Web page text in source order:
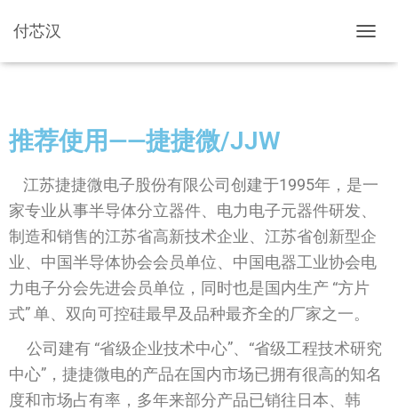
付芯汉
推荐使用——捷捷微/JJW
江苏捷捷微电子股份有限公司创建于1995年，是一
家专业从事半导体分立器件、电力电子元器件研发、
制造和销售的江苏省高新技术企业、江苏省创新型企
业、中国半导体协会会员单位、中国电器工业协会电
力电子分会先进会员单位，同时也是国内生产 “方片
式” 单、双向可控硅最早及品种最齐全的厂家之一。
公司建有 “省级企业技术中心”、“省级工程技术研究
中心”，捷捷微电的产品在国内市场已拥有很高的知名
度和市场占有率，多年来部分产品已销往日本、韩